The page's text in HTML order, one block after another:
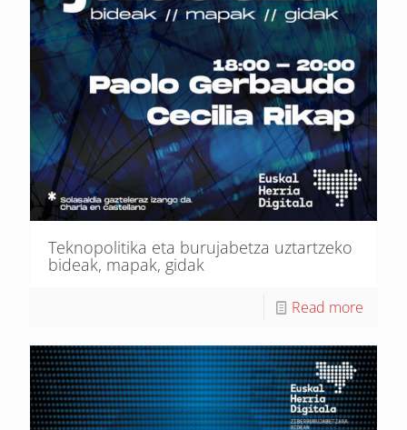
Teknopolitika eta burujabetza uztartzeko
bideak, mapak, gidak
Read more